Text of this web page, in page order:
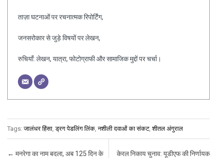
ताज़ा घटनाओं पर रचनात्मक रिपोर्टिंग,
जनसरोकार से जुड़े विषयों पर लेखन,
रुचियाँ: लेखन, यात्रा, फोटोग्राफी और सामाजिक मुद्दों पर चर्चा।
Tags:जालंधर हिंसा ,ड्रग पेडलिंग लिंक ,नशीली दवाओं का संकट,शीतल अंगुराल
Post navigation
← मनरेगा का नाम बदला, अब 125 दिन के
केरल निकाय चुनाव: यूडीएफ की निर्णायक